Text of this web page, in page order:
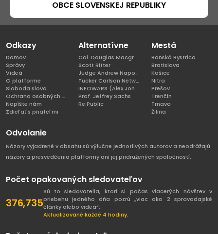
OBCE SLOVENSKEJ REPUBLIKY
Odkazy
Domov
Správy
Videá
O platforme
Sloboda slova
Ochrana osobných údajov
Napíšte nám
Zdieľať s priateľmi
Alternatívne
Col. Douglas Macgregor, Ph.D
Scott Ritter
Judge Andrew Napolitano
Tucker Carlson Network
INFOWARS (Alex Jones)
Prof. Jeffrey Sachs
Re:Public
Mestá
Banská Bystrica
Bratislava
Košice
Nitra
Prešov
Trenčín
Trnava
Žilina
Odvolanie
Názory vyjadrené v obsahu sú výlučne jednotlivých autorov a neodrážajú
názory a presvedčenia platformy ani jej pridružených spoločností.
Počet opakovaných sledovateľov
376,735
Sú to sledovatelia, ktorí si počas viacerých návštev v
priebehu jedného dňa pozrú „viac ako 2 spravodajské
články alebo videá“.
Aktualizované každé 4 hodiny.